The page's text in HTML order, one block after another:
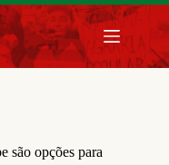
são opções para